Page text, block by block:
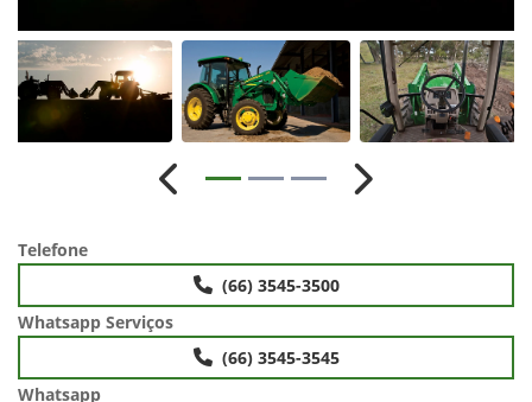
Anterior Próximo
Telefone
(66) 3545-3500
Whatsapp Serviços
(66) 3545-3545
Whatsapp